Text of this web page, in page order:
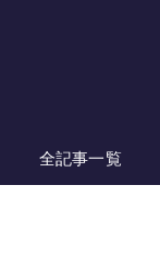
全記事一覧